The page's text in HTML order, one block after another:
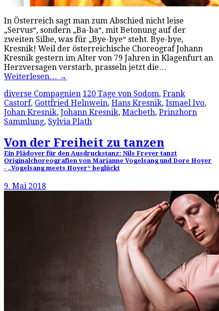
In Österreich sagt man zum Abschied nicht leise
„Servus“, sondern „Ba-ba“, mit Betonung auf der
zweiten Silbe, was für „Bye-bye“ steht. Bye-bye,
Kresnik! Weil der österreichische Choreograf Johann
Kresnik gestern im Alter von 79 Jahren in Klagenfurt an
Herzversagen verstarb, prasseln jetzt die…
Weiterlesen… →
diverse Compagnien 120 Tage von Sodom, Frank
Castorf, Gottfried Helnwein, Hans Kresnik, Ismael Ivo,
Johan Kresnik, Johann Kresnik, Macbeth, Prinzhorn
Sammlung, Sylvia Plath
Von der Freiheit zu tanzen
Ein Plädoyer für den Ausdruckstanz: Nils Freyer tanzt
Originalchoreografien von Marianne Vogelsang und Dore Hoyer
- „Vogelsang meets Hoyer“ beglückt
9. Mai 2018